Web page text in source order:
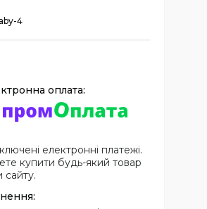
4
електронні платежі.
купити будь-який товар